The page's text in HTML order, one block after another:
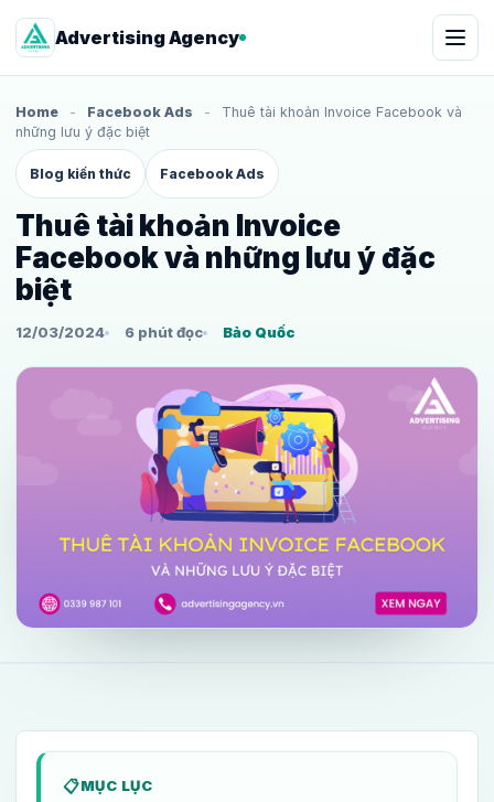
Advertising Agency
Home - Facebook Ads -
Thuê tài khoản Invoice Facebook và
những lưu ý đặc biệt
Blog kiến thức Facebook Ads
Thuê tài khoản Invoice
Facebook và những lưu ý đặc
biệt
12/03/2024 6 phút đọc Bảo Quốc
MỤC LỤC